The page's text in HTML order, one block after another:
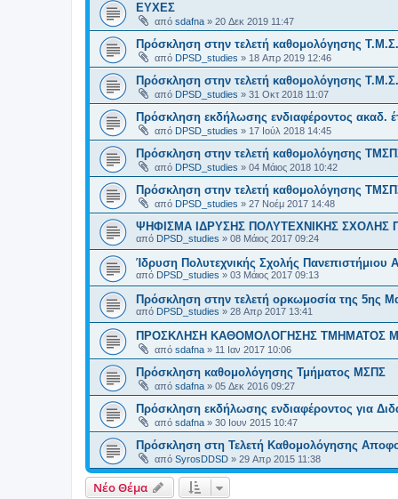
ΕΥΧΕΣ
από sdafna » 20 Δεκ 2019 11:47
Πρόσκληση στην τελετή καθομολόγησης
από DPSD_studies » 18 Απρ 2019 12:46
Πρόσκληση στην τελετή καθομολόγησης
από DPSD_studies » 31 Οκτ 2018 11:07
Πρόσκληση εκδήλωσης ενδιαφέροντος ακαδ.
από DPSD_studies » 17 Ιούλ 2018 14:45
Πρόσκληση στην τελετή καθομολόγησης
από DPSD_studies » 04 Μάιος 2018 10:42
Πρόσκληση στην τελετή καθομολόγησης
από DPSD_studies » 27 Νοέμ 2017 14:48
ΨΗΦΙΣΜΑ ΙΔΡΥΣΗΣ ΠΟΛΥΤΕΧΝΙΚΗΣ ΣΧΟΛΗΣ
από DPSD_studies » 08 Μάιος 2017 09:24
Ίδρυση Πολυτεχνικής Σχολής Πανεπιστήμιου
από DPSD_studies » 03 Μάιος 2017 09:13
Πρόσκληση στην τελετή ορκωμοσία της 5ης
από DPSD_studies » 28 Απρ 2017 13:41
ΠΡΟΣΚΛΗΣΗ ΚΑΘΟΜΟΛΟΓΗΣΗΣ ΤΜΗΜΑΤΟΣ
από sdafna » 11 Ιαν 2017 10:06
Πρόσκληση καθομολόγησης Τμήματος ΜΣΠΣ
από sdafna » 05 Δεκ 2016 09:27
Πρόσκληση εκδήλωσης ενδιαφέροντος για
από sdafna » 30 Ιουν 2015 10:47
Πρόσκληση στη Τελετή Καθομολόγησης
από SyrosDDSD » 29 Απρ 2015 11:38
Νέο Θέμα